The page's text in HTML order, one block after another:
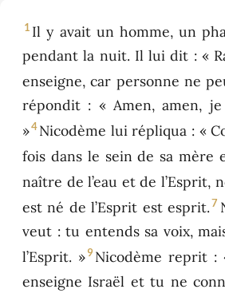
1 Il y avait un homme, un
pendant la nuit. Il lui dit : «
enseigne, car personne ne
répondit : « Amen, amen,
»4Nicodème lui répliqua : «
fois dans le sein de sa mère
naître de l’eau et de l’Esprit,
est né de l’Esprit est esprit. 7
veut : tu entends sa voix,
l’Esprit. »9 Nicodème reprit :
enseigne Israël et tu ne